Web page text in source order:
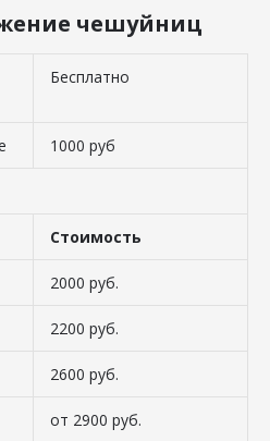
чешуйниц
Бесплатно
1000 руб
Стоимость
2000 руб.
2200 руб.
2600 руб.
от 2900 руб.